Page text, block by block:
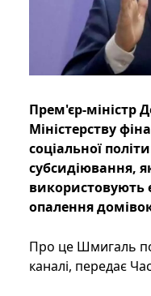
Прем'єр-міністр
Міністерству
соціальної
субсидіювання,
використовують
опалення
Про це Шмигаль
каналі, передає